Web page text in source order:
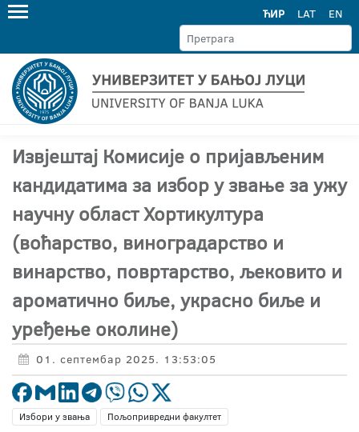
ЋИР LAT EN
Извјештај Комисије о пријављеним
кандидатима за избор у звање за ужу
научну област Хортикултура
(воћарство, виноградарство и
винарство, повртарство, љековито и
ароматично биље, украсно биље и
уређење околине)
01. септембар 2025. 13:53:05
Избори у звања Пољопривредни факултет